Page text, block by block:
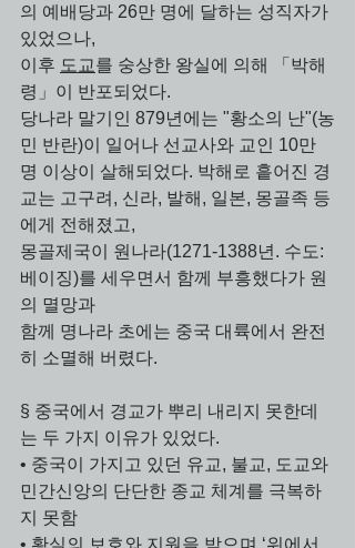
의 예배당과 26만 명에 달하는 성직자가
있었으나,
이후 도교를 숭상한 왕실에 의해 「박해
령」이 반포되었다.
당나라 말기인 879년에는 "황소의 난"(농
민 반란)이 일어나 선교사와 교인 10만
명 이상이 살해되었다. 박해로 흩어진 경
교는 고구려, 신라, 발해, 일본, 몽골족 등
에게 전해졌고,
몽골제국이 원나라(1271-1388년. 수도:
베이징)를 세우면서 함께 부흥했다가 원
의 멸망과
함께 명나라 초에는 중국 대륙에서 완전
히 소멸해 버렸다.
§ 중국에서 경교가 뿌리 내리지 못한데
는 두 가지 이유가 있었다.
• 중국이 가지고 있던 유교, 불교, 도교와
민간신앙의 단단한 종교 체계를 극복하
지 못함
• 황실의 보호와 지원을 받으며 ‘위에서